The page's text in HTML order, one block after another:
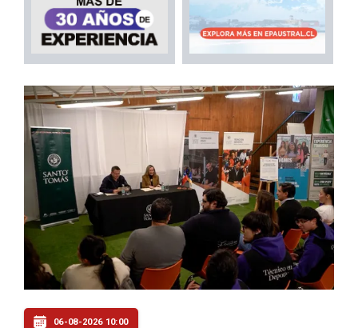
06-08-2026 10:00